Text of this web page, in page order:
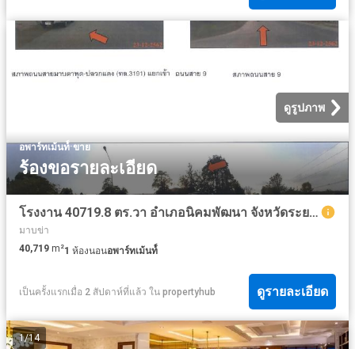
ดูรูปภาพ
อพาร์ทเม้นท์์·ขาย
ร้องขอรายละเอียด
โรงงาน 40719.8 ตร.วา อำเภอนิคมพัฒนา จังหวัดระยอง
มาบข่า
40,719 m²1 ห้องนอนอพาร์ทเม้นท์์
เป็นครั้งแรกเมื่อ 2 สัปดาห์ที่แล้ว ใน propertyhub ดูรายละเอียด
1/14